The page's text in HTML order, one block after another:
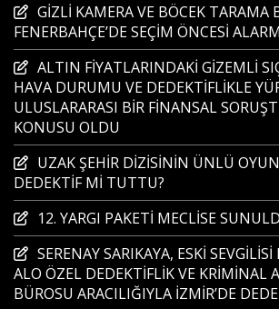
GİZLİ KAMERA VE BÖCEK TARAMA
FENERBAHÇE’DE SEÇİM ÖNCESİ
ALTIN FİYATLARINDAKİ GİZEMLİ
HAVA DURUMU VE DEDEKTİFLİKLE
ULUSLARARASI BİR FİNANSAL
KONUSU OLDU
UZAK ŞEHİR DİZİSİNİN ÜNLÜ
DEDEKTİF Mİ TUTTU?
12. YARGI PAKETİ MECLİSE
SERENAY SARIKAYA, ESKİ
ALO ÖZEL DEDEKTİFLİK VE KRİMİNAL
BÜROSU ARACILIĞIYLA İZMİR’DE